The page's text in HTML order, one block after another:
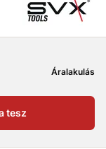
Áralakulás
tesz